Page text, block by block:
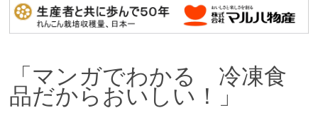
「マンガでわかる 冷凍食
品だからおいしい！」